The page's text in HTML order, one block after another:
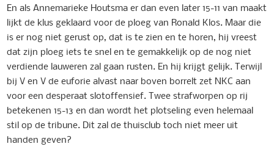
En als Annemarieke Houtsma er dan even later 15-11 van maakt
lijkt de klus geklaard voor de ploeg van Ronald Klos. Maar die
is er nog niet gerust op, dat is te zien en te horen, hij vreest
dat zijn ploeg iets te snel en te gemakkelijk op de nog niet
verdiende lauweren zal gaan rusten. En hij krijgt gelijk. Terwijl
bij V en V de euforie alvast naar boven borrelt zet NKC aan
voor een desperaat slotoffensief. Twee strafworpen op rij
betekenen 15-13 en dan wordt het plotseling even helemaal
stil op de tribune. Dit zal de thuisclub toch niet meer uit
handen geven?